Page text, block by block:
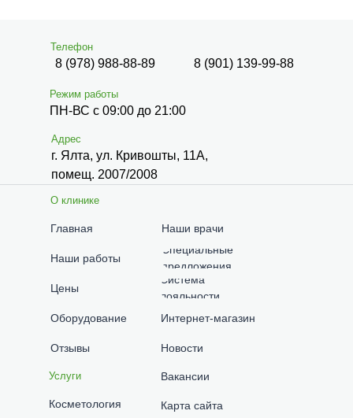
Отзывы
Телефон
Адрес
г. Ялта, ул. Кривошты, 11А,
помещ. 2007/2008
Режим работы
ПН-ВС с 09:00 до 21:00
О клинике
Главная
Наши работы
Цены
Специальные
предложения
Интернет-магазин
Система
лояльности
Новости
Косметология
Услуги
8 (978) 988-88-89 8 (901) 139-99-88
Оборудование
Наши врачи
Вакансии
Карта сайта